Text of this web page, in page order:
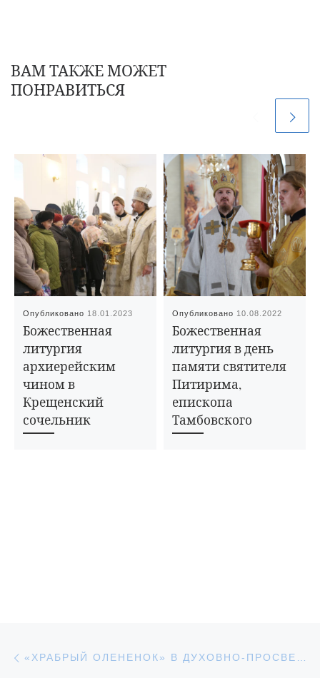
ВАМ ТАКЖЕ МОЖЕТ
ПОНРАВИТЬСЯ
Опубликовано 18.01.2023
Божественная
литургия
архиерейским
чином в
Крещенский
сочельник
Опубликовано 10.08.2022
Божественная
литургия в день
памяти святителя
Питирима,
епископа
Тамбовского
Навигация по записям